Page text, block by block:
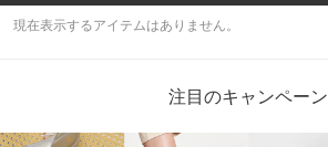
現在表示するアイテムはありません。
注目のキャンペーン